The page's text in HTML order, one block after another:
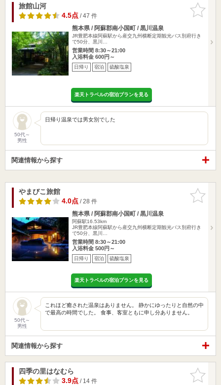
お気に入
りに追加
旅館山河
4.5点/ 47 件
熊本県 / 阿蘇郡南小国町 / 黒川温泉
JR豊肥本線阿蘇駅から産交九州横断定期観光バス別府行き
で50分、黒川…
営業時間 8:30～21:00
入浴料金 600円～
日帰り 宿泊 硫酸塩泉
楽天トラベルの宿泊プランを見る
50代～
男性
日帰り温泉では男女別でした
関連情報から探す
お気に入
りに追加
やまびこ旅館
4.0点/ 28 件
熊本県 / 阿蘇郡南小国町 / 黒川温泉
阿蘇駅16.53km
JR豊肥本線阿蘇駅から産交九州横断定期観光バス別府行き
で50分、黒川…
営業時間 8:30～21:00
入浴料金 500円～
日帰り 宿泊 硫酸塩泉
楽天トラベルの宿泊プランを見る
50代～
男性
これほど癒された温泉はありません。 静かにゆったりと自然の中
で最高の時間でした。 食事、客室ともに申し分ありません。
関連情報から探す
お気に入
りに追加
四季の里はなむら
3.9点/ 14 件